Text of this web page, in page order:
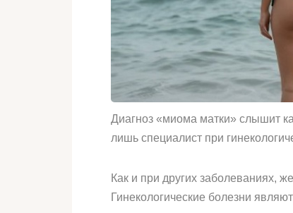
Диагноз «миома матки» слышит
лишь специалист при
Как и при других заболеваниях,
Гинекологические болезни